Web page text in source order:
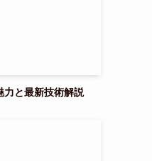
力と最新技術解説